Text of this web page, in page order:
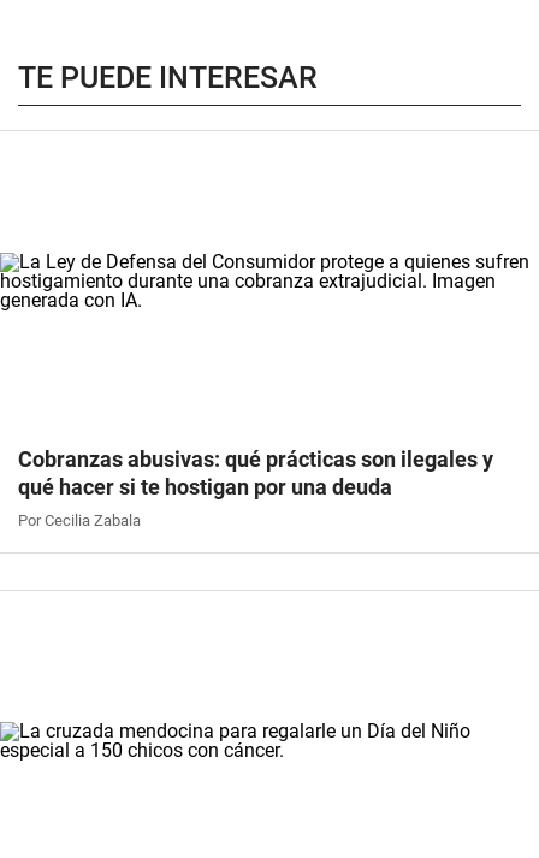
TE PUEDE INTERESAR
Cobranzas abusivas: qué prácticas son ilegales y
qué hacer si te hostigan por una deuda
Por Cecilia Zabala